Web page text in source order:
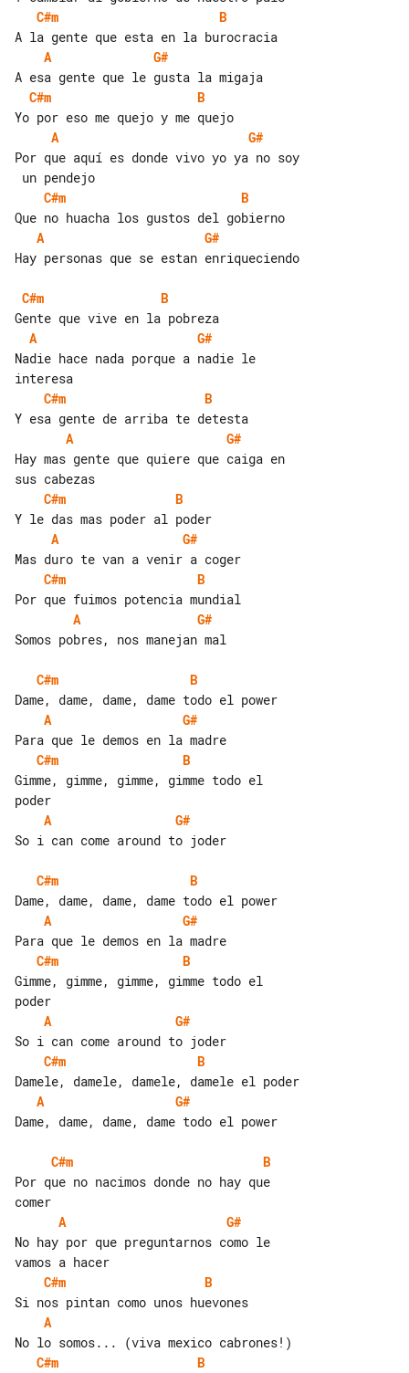
C#m
B
A
G#
C#m
B
A
G#
Por que aquí es donde vivo yo ya no soy
C#m
B
A
G#
Hay personas que se estan enriqueciendo
C#m
B
A
G#
Nadie hace nada porque a nadie le
C#m
B
A
G#
Hay mas gente que quiere que caiga en
C#m
B
A
G#
C#m
B
A
G#
Somos pobres, nos manejan mal
C#m
B
A
G#
C#m
B
Gimme, gimme, gimme, gimme todo el
A
G#
So i can come around to joder
C#m
B
A
G#
C#m
B
Gimme, gimme, gimme, gimme todo el
A
G#
C#m
B
A
G#
Dame, dame, dame, dame todo el power
C#m
B
Por que no nacimos donde no hay que
A
G#
No hay por que preguntarnos como le
C#m
B
A
C#m
B